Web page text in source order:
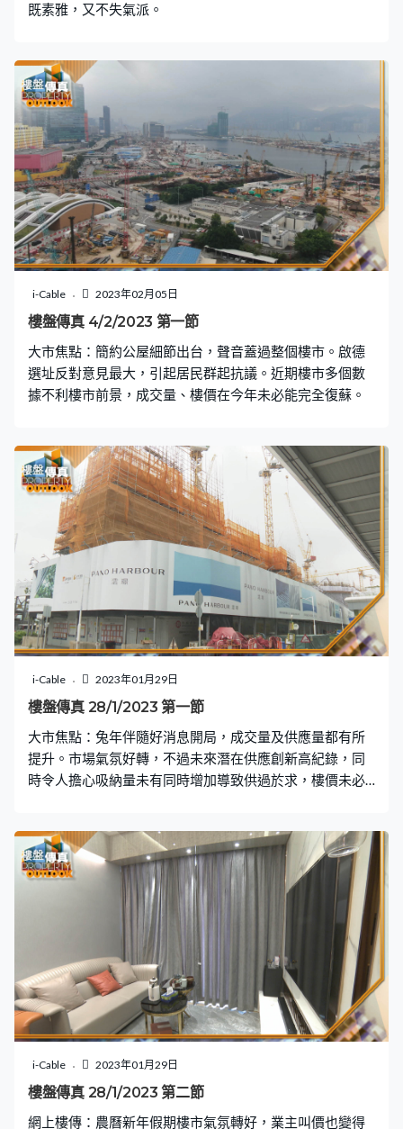
既素雅，又不失氣派。
i-Cable 2023年02月05日
樓盤傳真 4/2/2023 第一節
大市焦點：簡約公屋細節出台，聲音蓋過整個樓市。啟德
選址反對意見最大，引起居民群起抗議。近期樓市多個數
據不利樓市前景，成交量、樓價在今年未必能完全復蘇。
i-Cable 2023年01月29日
樓盤傳真 28/1/2023 第一節
大市焦點：兔年伴隨好消息開局，成交量及供應量都有所
提升。市場氣氛好轉，不過未來潛在供應創新高紀錄，同
時令人擔心吸納量未有同時增加導致供過於求，樓價未必
i-Cable 2023年01月29日
樓盤傳真 28/1/2023 第二節
網上樓傳：農曆新年假期樓市氣氛轉好，業主叫價也變得